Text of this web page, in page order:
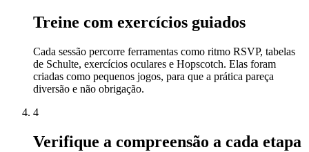
Treine com exercícios guiados
Cada sessão percorre ferramentas como ritmo RSVP, tabelas
de Schulte, exercícios oculares e Hopscotch. Elas foram
criadas como pequenos jogos, para que a prática pareça
diversão e não obrigação.
4
Verifique a compreensão a cada etapa